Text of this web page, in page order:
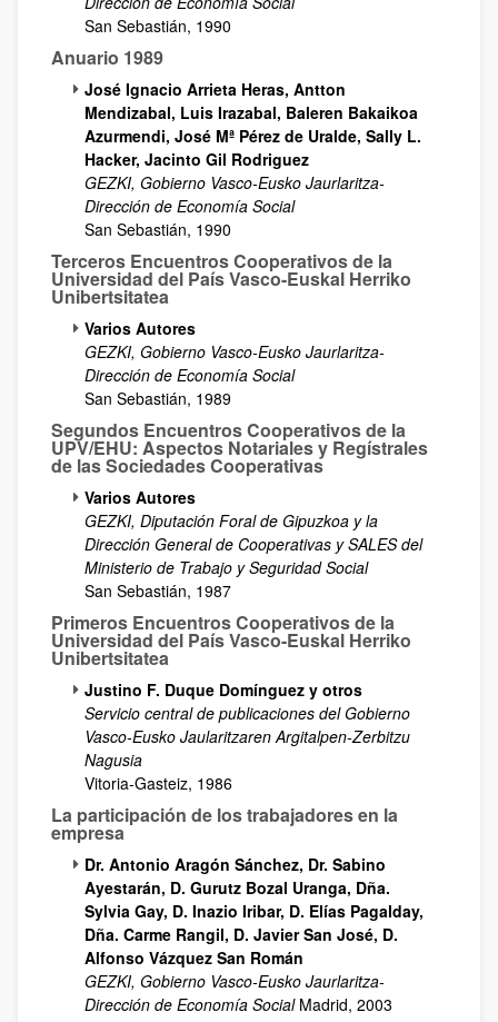
San Sebastián, 1990
Anuario 1989
José Ignacio Arrieta Heras, Antton
Mendizabal, Luis Irazabal, Baleren Bakaikoa
Azurmendi, José Mª Pérez de Uralde, Sally L.
Hacker, Jacinto Gil Rodriguez
GEZKI, Gobierno Vasco-Eusko Jaurlaritza-
Dirección de Economía Social
San Sebastián, 1990
Terceros Encuentros Cooperativos de la
Universidad del País Vasco-Euskal Herriko
Unibertsitatea
Varios Autores
GEZKI, Gobierno Vasco-Eusko Jaurlaritza-
Dirección de Economía Social
San Sebastián, 1989
Segundos Encuentros Cooperativos de la
UPV/EHU: Aspectos Notariales y Regístrales
de las Sociedades Cooperativas
Varios Autores
GEZKI, Diputación Foral de Gipuzkoa y la
Dirección General de Cooperativas y SALES del
Ministerio de Trabajo y Seguridad Social
San Sebastián, 1987
Primeros Encuentros Cooperativos de la
Universidad del País Vasco-Euskal Herriko
Unibertsitatea
Justino F. Duque Domínguez y otros
Servicio central de publicaciones del Gobierno
Vasco-Eusko Jaularitzaren Argitalpen-Zerbitzu
Nagusia
Vitoria-Gasteiz, 1986
La participación de los trabajadores en la
empresa
Dr. Antonio Aragón Sánchez, Dr. Sabino
Ayestarán, D. Gurutz Bozal Uranga, Dña.
Sylvia Gay, D. Inazio Iribar, D. Elías Pagalday,
Dña. Carme Rangil, D. Javier San José, D.
Alfonso Vázquez San Román
GEZKI, Gobierno Vasco-Eusko Jaurlaritza-
Dirección de Economía SocialMadrid, 2003